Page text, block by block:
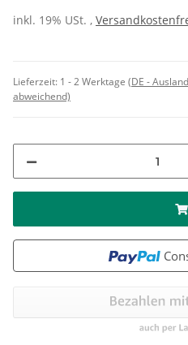
inkl. 19% USt. ,
Lieferzeit: 1 - 2 Werktage (DE - Ausland
abweichend)